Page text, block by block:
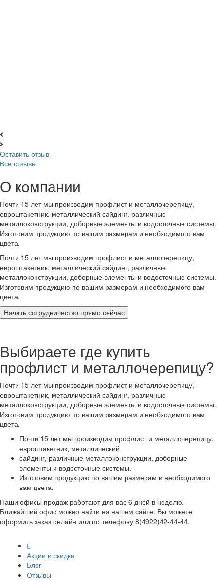
Оставить отзыв
Все отзывы
О компании
Почти 15 лет мы производим профлист и металлочерепицу,
евроштакетник, металлический сайдинг, различные
металлоконструкции, доборные элементы и водосточные системы.
Изготовим продукцию по вашим размерам и необходимого вам
цвета.
Почти 15 лет мы производим профлист и металлочерепицу,
евроштакетник, металлический сайдинг, различные
металлоконструкции, доборные элементы и водосточные системы.
Изготовим продукцию по вашим размерам и необходимого вам
цвета.
Начать сотрудничество прямо сейчас
Выбираете где купить
профлист и металлочерепицу?
Почти 15 лет мы производим профлист и металлочерепицу,
евроштакетник, металлический сайдинг, различные
металлоконструкции, доборные элементы и водосточные системы.
Изготовим продукцию по вашим размерам и необходимого вам
цвета.
Почти 15 лет мы производим профлист и металлочерепицу,
евроштакетник, металлический
сайдинг, различные металлоконструкции, доборные
элементы и водосточные системы.
Изготовим продукцию по вашим размерам и необходимого
вам цвета.
Наши офисы продаж работают для вас 6 дней в неделю.
Ближайший офис можно найти на нашем сайте. Вы можете
оформить заказ онлайн или по телефону 8(4922)42-44-44.
Акции и скидки
Блог
Отзывы